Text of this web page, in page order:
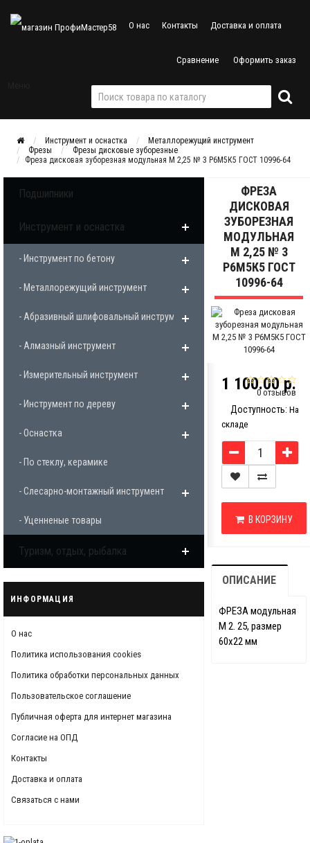
О нас Контакты Доставка и оплата
Сравнение Оформить заказ
Инструмент и оснастка
Металлорежущий инструмент
Фрезы
Фрезы дисковые зуборезные
Фреза дисковая зуборезная модульная М 2,25 № 3 Р6М5К5 ГОСТ 10996-64
Подшипники
Инструмент и оснастка
- Инструмент по бетону
- Металлорежущий инструмент
- Абразивный шлифовальный инструмент
- Алмазный инструмент
- Измерительный инструмент
- Инструмент по дереву
- Оснастка
- По стеклу, керамике
- Слесарно-монтажный инструмент
- Уценненые товары
Туризм, отдых, рыбалка
ИНФОРМАЦИЯ
О нас
Политика использования cookies
Политика обработки персональных данных
Пользовательское соглашение
Публичная оферта для интернет магазина
Согласие на ОПД
Контакты
Доставка и оплата
Связаться с нами
ФРЕЗА
ДИСКОВАЯ
ЗУБОРЕЗНАЯ
МОДУЛЬНАЯ
М 2,25 № 3
Р6М5К5 ГОСТ
10996-64
0 отзывов
1 100.00 р.
Доступность: На
складе
В КОРЗИНУ
ОПИСАНИЕ
ФРЕЗА модульная
М 2. 25, размер
60х22 мм